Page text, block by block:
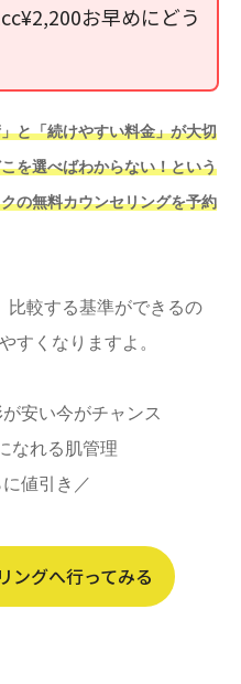
お早めにどう
と「続けやすい料金」が大切
を選べばわからない！という
の無料カウンセリングを予約
比較する基準ができるの
すくなりますよ。
安い今がチャンス
なれる肌管理
値引き／
ングへ行ってみる